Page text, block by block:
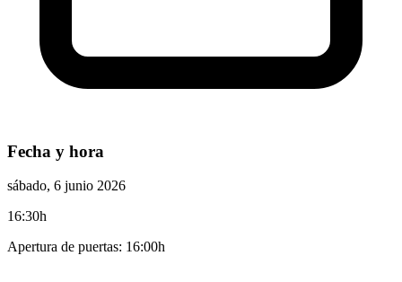
Fecha y hora
sábado, 6 junio 2026
16:30h
Apertura de puertas: 16:00h